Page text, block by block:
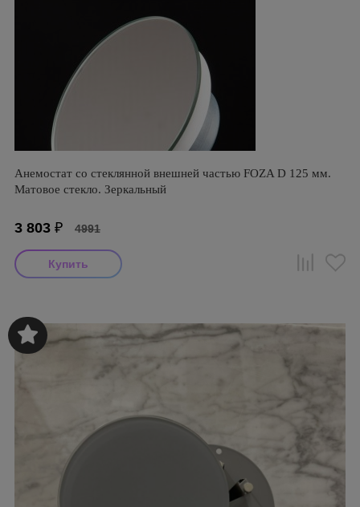
Анемостат со стеклянной внешней частью FOZA D 125 мм.
Матовое стекло. Зеркальный
3 803 ₽ 4991